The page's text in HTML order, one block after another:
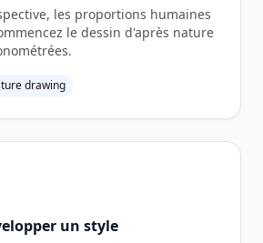
les proportions humaines
le dessin d'après nature
drawing
un style